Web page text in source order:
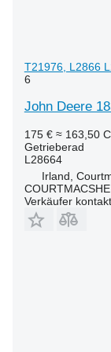
T21976, L2866
6
John Deere
175 € ≈ 163,50
Getrieberad
L28664
Irland,
Verkäufer